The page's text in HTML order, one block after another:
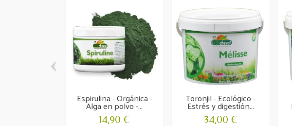
Espirulina - Orgánica -
Alga en polvo -...
14,90 €
Toronjil - Ecológico -
Estrés y digestión...
34,00 €
‹